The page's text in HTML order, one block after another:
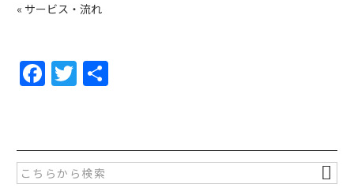
« サービス・流れ
F
e
b
T
er